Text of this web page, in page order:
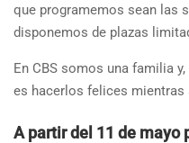
que programemos sean las
disponemos de plazas
En CBS somos una familia
es hacerlos felices mientras
A partir del 11 de mayo